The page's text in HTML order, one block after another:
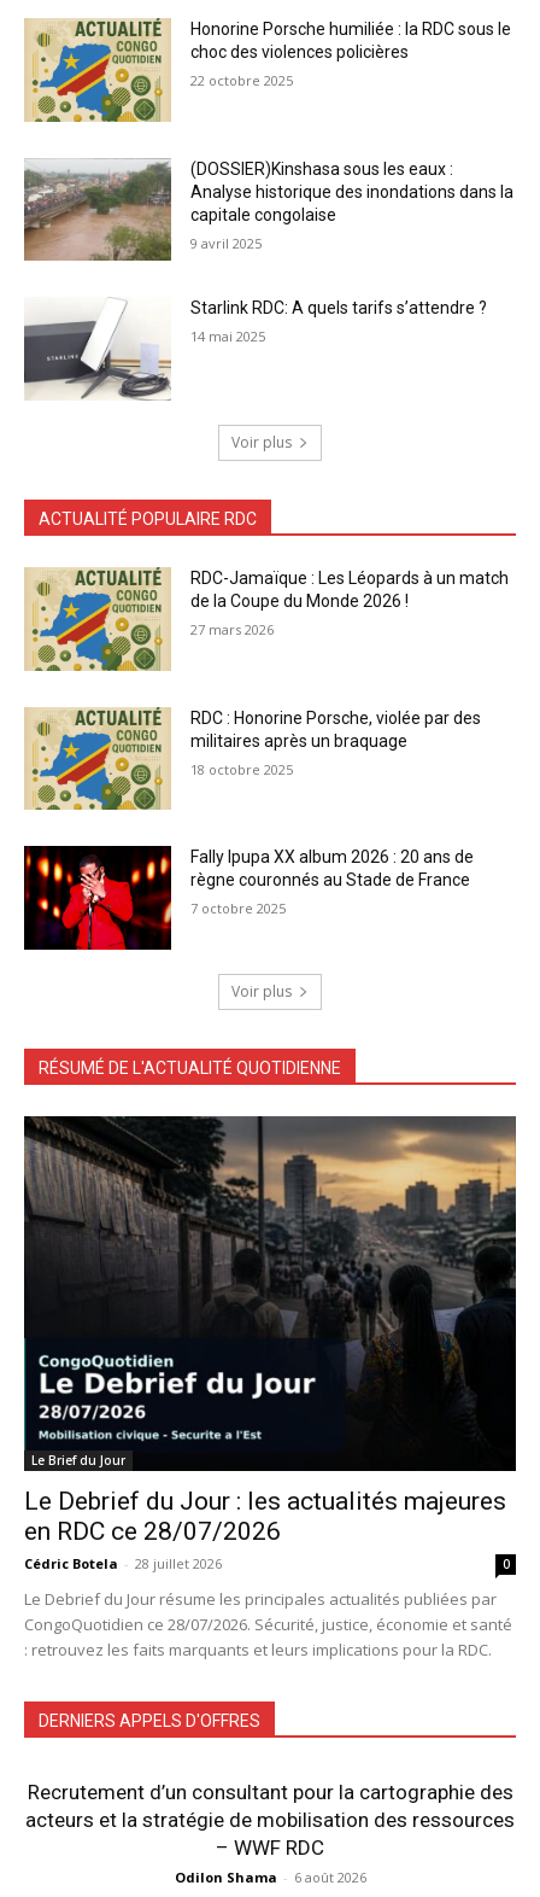
Honorine Porsche humiliée : la RDC sous le
choc des violences policières
22 octobre 2025
(DOSSIER)Kinshasa sous les eaux :
Analyse historique des inondations dans la
capitale congolaise
9 avril 2025
Starlink RDC: A quels tarifs s’attendre ?
14 mai 2025
Voir plus
ACTUALITÉ POPULAIRE RDC
RDC-Jamaïque : Les Léopards à un match
de la Coupe du Monde 2026 !
27 mars 2026
RDC : Honorine Porsche, violée par des
militaires après un braquage
18 octobre 2025
Fally Ipupa XX album 2026 : 20 ans de
règne couronnés au Stade de France
7 octobre 2025
Voir plus
RÉSUMÉ DE L'ACTUALITÉ QUOTIDIENNE
Le Brief du Jour
Le Debrief du Jour : les actualités majeures
en RDC ce 28/07/2026
Cédric Botela - 28 juillet 2026 0
Le Debrief du Jour résume les principales actualités publiées par
CongoQuotidien ce 28/07/2026. Sécurité, justice, économie et santé
: retrouvez les faits marquants et leurs implications pour la RDC.
DERNIERS APPELS D'OFFRES
Recrutement d’un consultant pour la cartographie des
acteurs et la stratégie de mobilisation des ressources
– WWF RDC
Odilon Shama - 6 août 2026